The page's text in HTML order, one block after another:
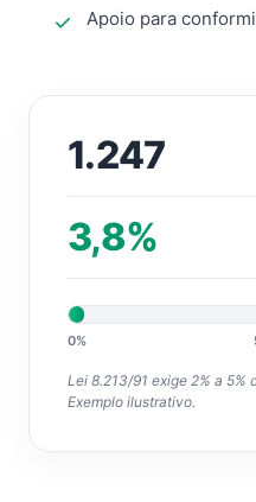
Apoio para
1.247
3,8%
0%
Lei 8.213/91 exige 2% a 5%
Exemplo ilustrativo.